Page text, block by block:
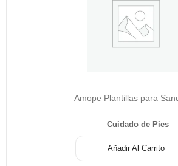
Amope Plantillas para
Cuidado de Pies
Añadir Al Carrito